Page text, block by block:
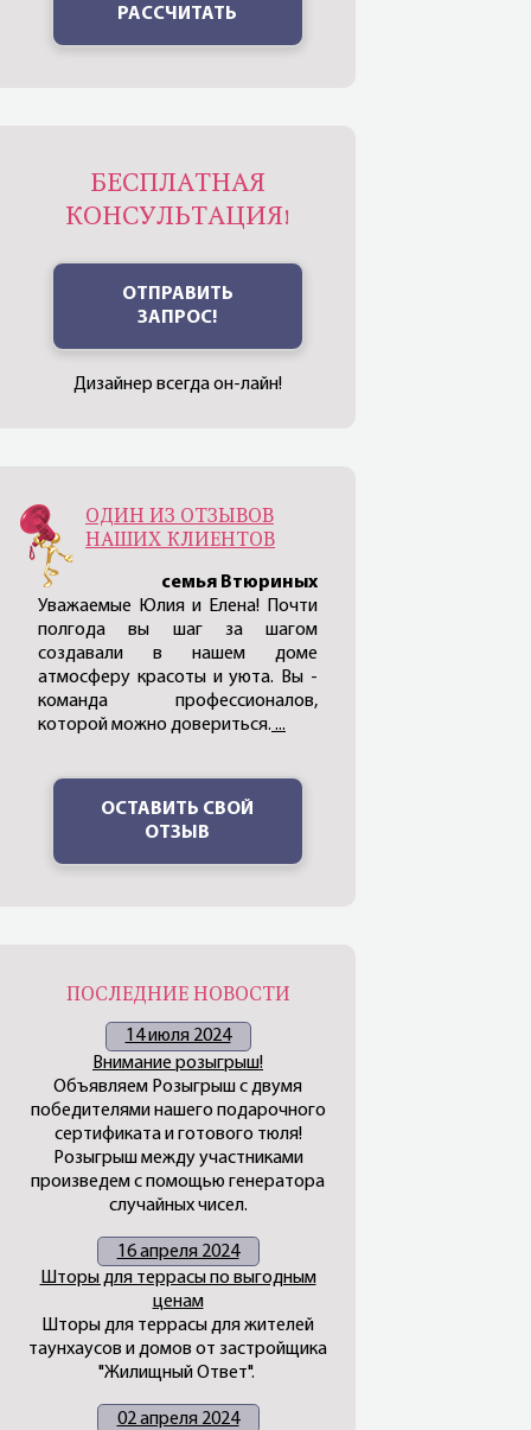
РАССЧИТАТЬ
БЕСПЛАТНАЯ
КОНСУЛЬТАЦИЯ!
ОТПРАВИТЬ
ЗАПРОС!
Дизайнер всегда он-лайн!
ОДИН ИЗ ОТЗЫВОВ
НАШИХ КЛИЕНТОВ
семья Втюриных
Уважаемые Юлия и Елена! Почти
полгода вы шаг за шагом
создавали в нашем доме
атмосферу красоты и уюта. Вы -
команда профессионалов,
которой можно довериться. ...
ОСТАВИТЬ СВОЙ
ОТЗЫВ
ПОСЛЕДНИЕ НОВОСТИ
14 июля 2024
Внимание розыгрыш!
Объявляем Розыгрыш с двумя
победителями нашего подарочного
сертификата и готового тюля!
Розыгрыш между участниками
произведем с помощью генератора
случайных чисел.
16 апреля 2024
Шторы для террасы по выгодным
ценам
Шторы для террасы для жителей
таунхаусов и домов от застройщика
"Жилищный Ответ".
02 апреля 2024